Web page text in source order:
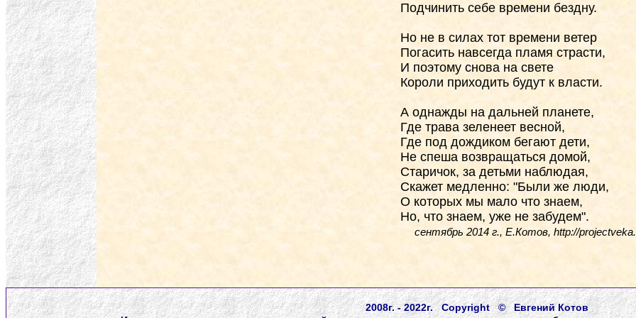
Подчинить себе времени бездну.
Но не в силах тот времени ветер
Погасить навсегда пламя страсти,
И поэтому снова на свете
Короли приходить будут к власти.
А однажды на дальней планете,
Где трава зеленеет весной,
Где под дождиком бегают дети,
Не спеша возвращаться домой,
Старичок, за детьми наблюдая,
Скажет медленно: "Были же люди,
О которых мы мало что знаем,
Но, что знаем, уже не забудем".
сентябрь 2014 г., Е.Котов, http://
2008г. - 2022г. Copyright © Евгений Котов